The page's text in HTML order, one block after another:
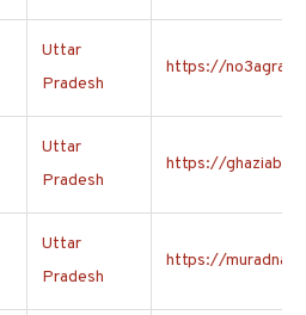
Uttar
Pradesh
https://
Uttar
Pradesh
https://
Uttar
Pradesh
https://